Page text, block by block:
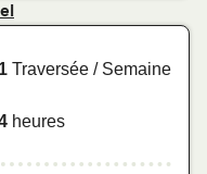
1 Traversée / Semaine
heures